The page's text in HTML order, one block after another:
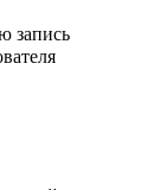
запись